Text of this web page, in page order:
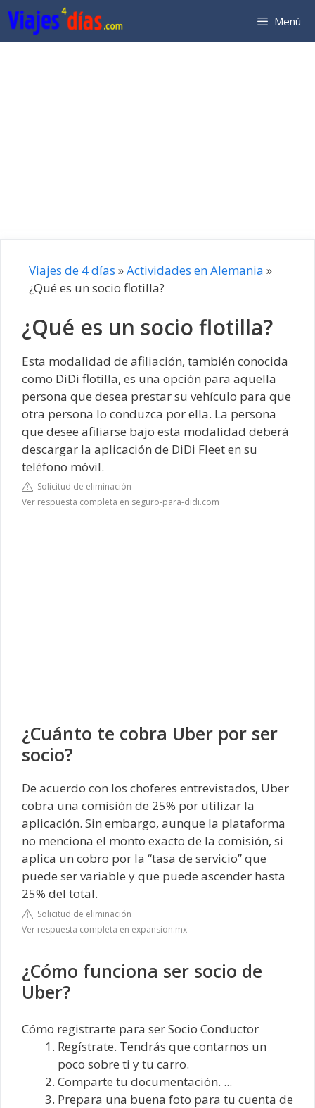
Saltar
al
contenido
Menú
Viajes de 4 días »Actividades en Alemania »
¿Qué es un socio flotilla?
¿Qué es un socio flotilla?
Esta modalidad de afiliación, también conocida
como DiDi flotilla, es una opción para aquella
persona que desea prestar su vehículo para que
otra persona lo conduzca por ella. La persona
que desee afiliarse bajo esta modalidad deberá
descargar la aplicación de DiDi Fleet en su
teléfono móvil.
Solicitud de eliminación
Ver respuesta completa en seguro-para-didi.com
¿Cuánto te cobra Uber por ser
socio?
De acuerdo con los choferes entrevistados, Uber
cobra una comisión de 25% por utilizar la
aplicación. Sin embargo, aunque la plataforma
no menciona el monto exacto de la comisión, si
aplica un cobro por la “tasa de servicio” que
puede ser variable y que puede ascender hasta
25% del total.
Solicitud de eliminación
Ver respuesta completa en expansion.mx
¿Cómo funciona ser socio de
Uber?
Cómo registrarte para ser Socio Conductor
Regístrate. Tendrás que contarnos un
poco sobre ti y tu carro.
Comparte tu documentación. ...
Prepara una buena foto para tu cuenta de